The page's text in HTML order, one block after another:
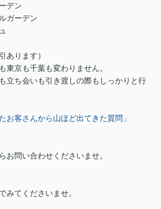
デン
ガーデン
あります）
東京も千葉も変わりません。
立ち会いも引き渡しの際もしっかりと行
お客さんから山ほど出てきた質問」
お問い合わせくださいませ。
みてくださいませ。